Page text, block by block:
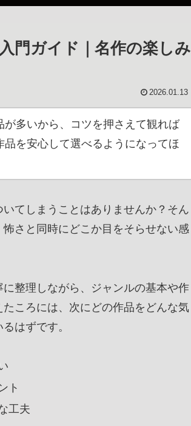
門ガイド｜名作の楽しみ
2026.01.13
多いから、コツを押さえて観れば
を安心して選べるようになってほ
てしまうことはありませんか？そん
さと同時にどこか目をそらせない感
整理しながら、ジャンルの基本や作
ころには、次にどの作品をどんな気
はずです。
ト
工夫